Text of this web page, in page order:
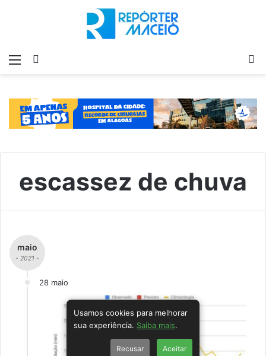
Menu
escassez de chuva
maio
- 2021 -
28 maio
Usamos cookies para melhorar
sua experiência. Saiba mais.
Recusar Aceitar